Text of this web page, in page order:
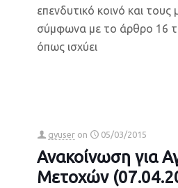
επενδυτικό κοινό και τους
σύμφωνα με το άρθρο 16
όπως ισχύει
gyuser on 05/03/2015
Ανακοίνωση για
Μετοχών